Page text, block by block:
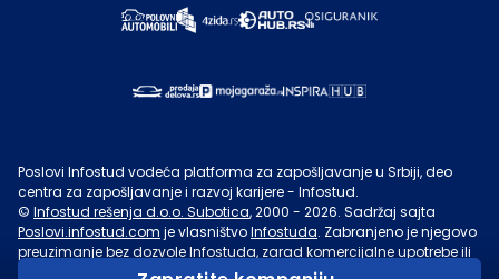
Poslovi Infostud vodeća platforma za zapošljavanje u Srbiji, deo
centra za zapošljavanje i razvoj karijere - Infostud.
© Infostud rešenja d.o.o. Subotica, 2000 - 2026. Sadržaj sajta
Poslovi.infostud.com je vlasništvoInfostuda. Zabranjeno je njegovo
preuzimanje bez dozvoleInfostuda, zarad komercijalne upotrebe ili
u druge svrhe, osim za lične potrebe posetilaca sajta.